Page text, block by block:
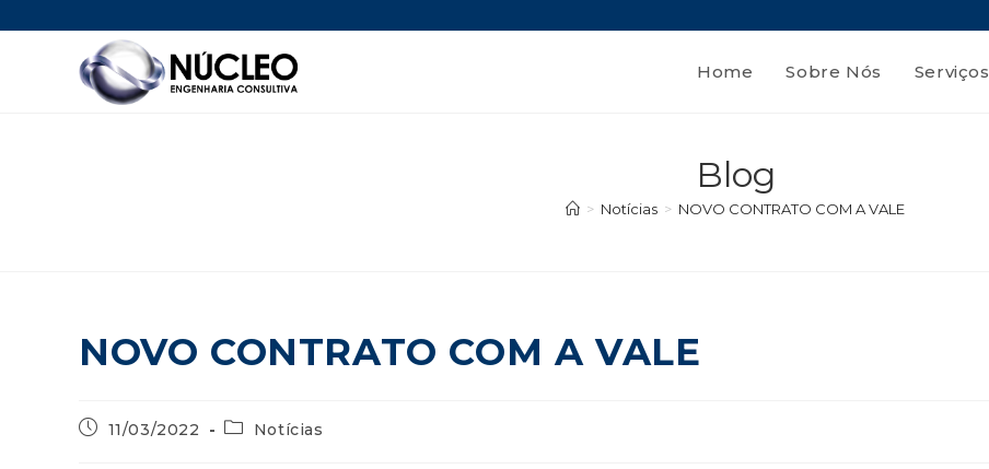
Home Sobre Nós Serviços
Blog
> Notícias > NOVO CONTRATO COM A VALE
NOVO CONTRATO COM A VALE
11/03/2022 Notícias